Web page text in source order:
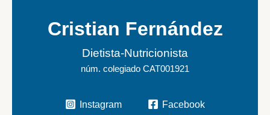
Cristian Fernández
Dietista-Nutricionista
núm. colegiado CAT001921
Instagram Facebook